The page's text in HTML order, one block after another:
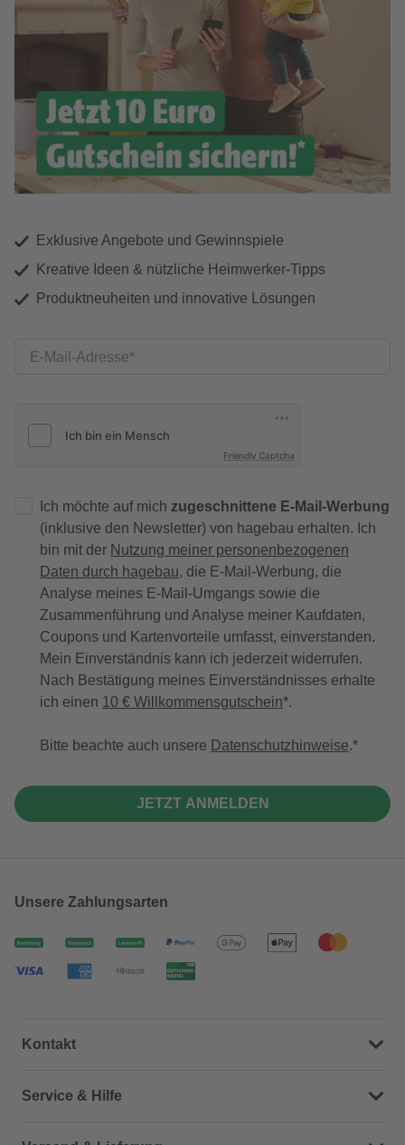
Exklusive Angebote und Gewinnspiele
Kreative Ideen & nützliche Heimwerker-Tipps
Produktneuheiten und innovative Lösungen
E-Mail-Adresse
Friendly Captcha
Ich möchte auf mich zugeschnittene E-Mail-Werbung
(inklusive den Newsletter) von hagebau erhalten. Ich
bin mit der Nutzung meiner personenbezogenen
Daten durch hagebau, die E-Mail-Werbung, die
Analyse meines E-Mail-Umgangs sowie die
Zusammenführung und Analyse meiner Kaufdaten,
Coupons und Kartenvorteile umfasst, einverstanden.
Mein Einverständnis kann ich jederzeit widerrufen.
Nach Bestätigung meines Einverständnisses erhalte
ich einen 10 € Willkommensgutschein*.
Bitte beachte auch unsere Datenschutzhinweise.
JETZT ANMELDEN
Unsere Zahlungsarten
Kontakt
Dein Kontakt zu uns
Service & Hilfe